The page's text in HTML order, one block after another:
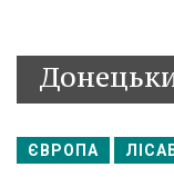
ЄВРОПА